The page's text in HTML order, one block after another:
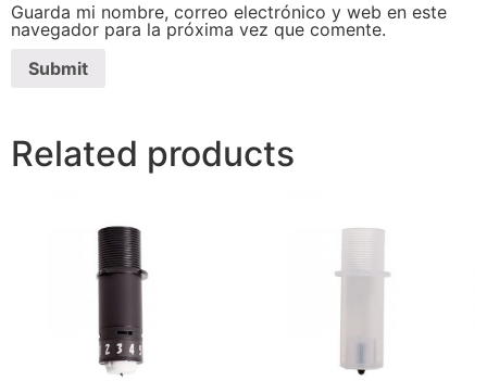
Guarda mi nombre, correo electrónico y web en este
navegador para la próxima vez que comente.
Related products